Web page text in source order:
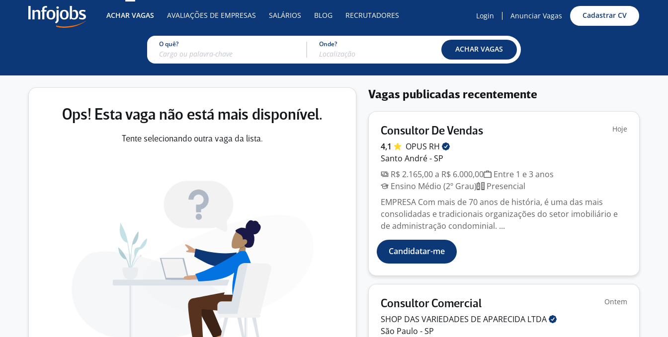
ACHAR VAGAS AVALIAÇÕES DE EMPRESAS SALÁRIOS BLOG RECRUTADORES Login Anunciar Vagas Cadastrar CV
O quê? Onde?
ACHAR VAGAS
Ops! Esta vaga não está mais disponível.
Tente selecionando outra vaga da lista.
Vagas publicadas recentemente
Consultor De Vendas Hoje
4,1 OPUS RH
Santo André - SP
R$ 2.165,00 a R$ 6.000,00
Entre 1 e 3 anos
Ensino Médio (2º Grau)
Presencial
EMPRESA Com mais de 70 anos de história, é uma das mais
consolidadas e tradicionais organizações do setor imobiliário e
de administração condominial. ...
Candidatar-me
Consultor Comercial Ontem
SHOP DAS VARIEDADES DE APARECIDA LTDA
São Paulo - SP